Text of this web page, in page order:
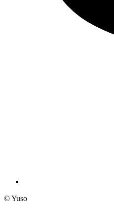
© Yuso